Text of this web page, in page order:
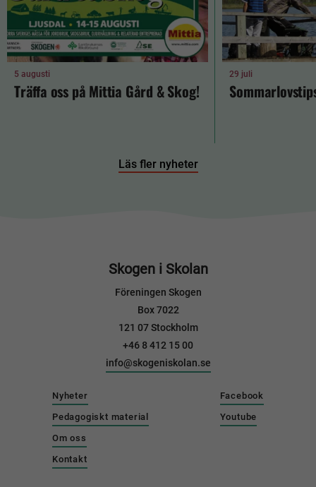
5 augusti
Träffa oss på Mittia Gård & Skog!
29 juli
Läs fler nyheter
Skogen i Skolan
Föreningen Skogen
Box 7022
121 07 Stockholm
+46 8 412 15 00
info@skogeniskolan.se
Nyheter
Pedagogiskt material
Om oss
Kontakt
Facebook
Youtube